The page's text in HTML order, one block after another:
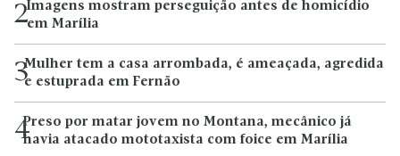
2Imagens mostram perseguição antes de homicídio
em Marília
3Mulher tem a casa arrombada, é ameaçada, agredida
e estuprada em Fernão
4Preso por matar jovem no Montana, mecânico já
havia atacado mototaxista com foice em Marília